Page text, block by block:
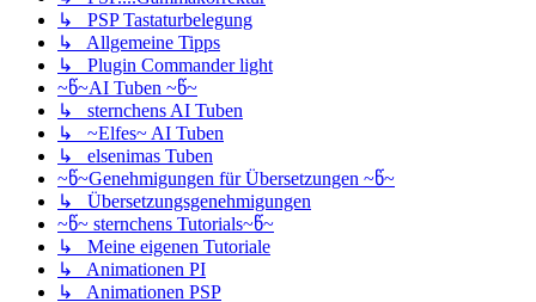
↳ PSP Tastaturbelegung
↳ Allgemeine Tipps
↳ Plugin Commander light
~წ~AI Tuben ~წ~
↳ sternchens AI Tuben
↳ ~Elfes~ AI Tuben
↳ elsenimas Tuben
~წ~Genehmigungen für Übersetzungen ~წ~
↳ Übersetzungsgenehmigungen
~წ~ sternchens Tutorials~წ~
↳ Meine eigenen Tutoriale
↳ Animationen PI
↳ Animationen PSP